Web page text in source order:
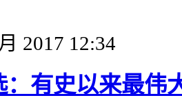
2017 12:34
：有史以来最伟